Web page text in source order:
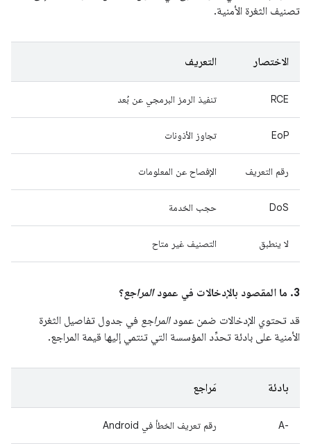
تصنيف الثغرة الأمنية.
الاختصار التعريف
RCE تنفيذ الرمز البرمجي عن بُعد
EoP تجاوز الأذونات
رقم التعريف الإفصاح عن المعلومات
DoS حجب الخدمة
لا ينطبق التصنيف غير متاح
3. ما المقصود بالإدخالات في عمود المراجع؟
قد تحتوي الإدخالات ضمن عمودالمراجع في جدول تفاصيل الثغرة
الأمنية على بادئة تحدِّد المؤسسة التي تنتمي إليها قيمة المراجع.
بادئة مَراجع
A-‎ رقم تعريف الخطأ في Android